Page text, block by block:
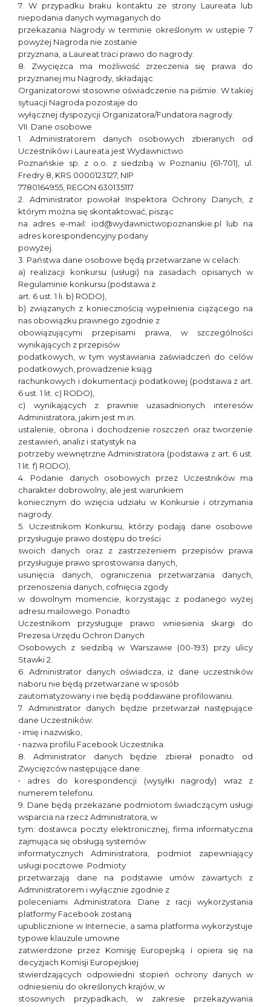
7. W przypadku braku kontaktu ze strony Laureata lub
niepodania danych wymaganych do
przekazania Nagrody w terminie określonym w ustępie 7
powyżej Nagroda nie zostanie
przyznana, a Laureat traci prawo do nagrody.
8. Zwycięzca ma możliwość zrzeczenia się prawa do
przyznanej mu Nagrody, składając
Organizatorowi stosowne oświadczenie na piśmie. W takiej
sytuacji Nagroda pozostaje do
wyłącznej dyspozycji Organizatora/Fundatora nagrody.
VII. Dane osobowe
1. Administratorem danych osobowych zbieranych od
Uczestników i Laureata jest Wydawnictwo
Poznańskie sp. z o.o. z siedzibą w Poznaniu (61-701), ul.
Fredry 8, KRS 0000123127, NIP
7780164955, REGON 630135117
2. Administrator powołał Inspektora Ochrony Danych, z
którym można się skontaktować, pisząc
na adres e-mail: iod@wydawnictwopoznanskie.pl lub na
adres korespondencyjny podany
powyżej.
3. Państwa dane osobowe będą przetwarzane w celach:
a) realizacji konkursu (usługi) na zasadach opisanych w
Regulaminie konkursu (podstawa z
art. 6 ust. 1 li. b) RODO),
b) związanych z koniecznością wypełnienia ciążącego na
nas obowiązku prawnego zgodnie z
obowiązującymi przepisami prawa, w szczególności
wynikających z przepisów
podatkowych, w tym wystawiania zaświadczeń do celów
podatkowych, prowadzenie ksiąg
rachunkowych i dokumentacji podatkowej (podstawa z art.
6 ust. 1 lit. c) RODO),
c) wynikających z prawnie uzasadnionych interesów
Administratora, jakim jest m.in.
ustalenie, obrona i dochodzenie roszczeń oraz tworzenie
zestawień, analiz i statystyk na
potrzeby wewnętrzne Administratora (podstawa z art. 6 ust.
1 lit. f) RODO),
4. Podanie danych osobowych przez Uczestników ma
charakter dobrowolny, ale jest warunkiem
koniecznym do wzięcia udziału w Konkursie i otrzymania
nagrody.
5. Uczestnikom Konkursu, którzy podają dane osobowe
przysługuje prawo dostępu do treści
swoich danych oraz z zastrzeżeniem przepisów prawa
przysługuje prawo sprostowania danych,
usunięcia danych, ograniczenia przetwarzania danych,
przenoszenia danych, cofnięcia zgody
w dowolnym momencie, korzystając z podanego wyżej
adresu mailowego. Ponadto
Uczestnikom przysługuje prawo wniesienia skargi do
Prezesa Urzędu Ochron Danych
Osobowych z siedzibą w Warszawie (00-193) przy ulicy
Stawki 2.
6. Administrator danych oświadcza, iż dane uczestników
naboru nie będą przetwarzane w sposób
zautomatyzowany i nie będą poddawane profilowaniu.
7. Administrator danych będzie przetwarzał następujące
dane Uczestników:
• imię i nazwisko,
• nazwa profilu Facebook Uczestnika.
8. Administrator danych będzie zbierał ponadto od
Zwycięzców następujące dane:
• adres do korespondencji (wysyłki nagrody) wraz z
numerem telefonu.
9. Dane będą przekazane podmiotom świadczącym usługi
wsparcia na rzecz Administratora, w
tym: dostawca poczty elektronicznej, firma informatyczna
zajmująca się obsługą systemów
informatycznych Administratora, podmiot zapewniający
usługi pocztowe. Podmioty
przetwarzają dane na podstawie umów zawartych z
Administratorem i wyłącznie zgodnie z
poleceniami Administratora. Dane z racji wykorzystania
platformy Facebook zostaną
upublicznione w Internecie, a sama platforma wykorzystuje
typowe klauzule umowne
zatwierdzone przez Komisję Europejską i opiera się na
decyzjach Komisji Europejskiej
stwierdzających odpowiedni stopień ochrony danych w
odniesieniu do określonych krajów, w
stosownych przypadkach, w zakresie przekazywania